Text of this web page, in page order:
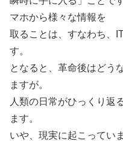
マホから様々な情報を
取ることは、すなわち、
す。
となると、革命後はど
ますが。
人類の日常がひっくり返
ます。
いや、現実に起こってい